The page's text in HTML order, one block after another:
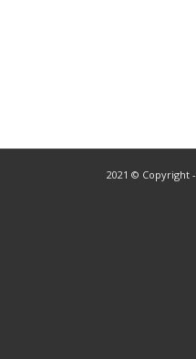
2021 © Copyright -